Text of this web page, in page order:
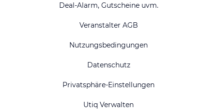
Deal-Alarm, Gutscheine uvm.
Veranstalter AGB
Nutzungsbedingungen
Datenschutz
Privatsphäre-Einstellungen
Utiq Verwalten